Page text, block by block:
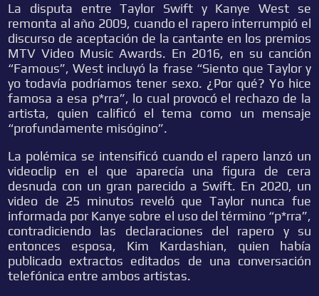
La disputa entre Taylor Swift y Kanye West se
remonta al año 2009, cuando el rapero interrumpió el
discurso de aceptación de la cantante en los premios
MTV Video Music Awards. En 2016, en su canción
“Famous”, West incluyó la frase “Siento que Taylor y
yo todavía podríamos tener sexo. ¿Por qué? Yo hice
famosa a esa p*rra”, lo cual provocó el rechazo de la
artista, quien calificó el tema como un mensaje
“profundamente misógino”.
La polémica se intensificó cuando el rapero lanzó un
videoclip en el que aparecía una figura de cera
desnuda con un gran parecido a Swift. En 2020, un
video de 25 minutos reveló que Taylor nunca fue
informada por Kanye sobre el uso del término “p*rra”,
contradiciendo las declaraciones del rapero y su
entonces esposa, Kim Kardashian, quien había
publicado extractos editados de una conversación
telefónica entre ambos artistas.